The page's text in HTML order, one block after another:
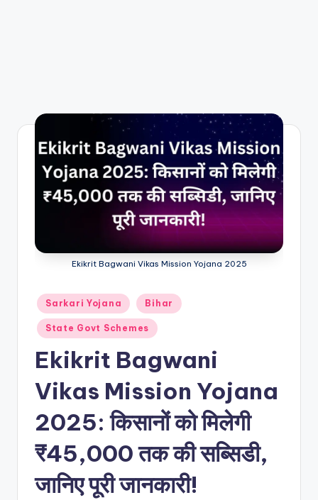
Ekikrit Bagwani Vikas Mission Yojana 2025
Posted
in
Sarkari Yojana Bihar
State Govt Schemes
Ekikrit Bagwani
Vikas Mission Yojana
2025: किसानों को मिलेगी
₹45,000 तक की सब्सिडी,
जानिए पूरी जानकारी!